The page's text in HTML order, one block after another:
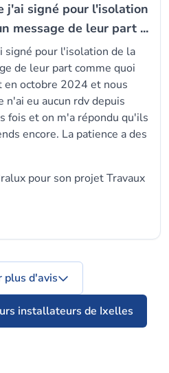
j'ai signé pour l'isolation
message de leur part ...
signé pour l'isolation de la
de leur part comme quoi
en octobre 2024 et nous
eu aucun rdv depuis
fois et on m'a répondu qu'ils
encore. La patience a des
pour son projet Travaux
installateurs de Ixelles
plus d'avis